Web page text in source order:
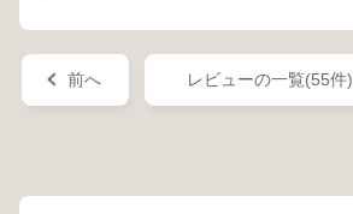
前へ レビューの一覧(55件)